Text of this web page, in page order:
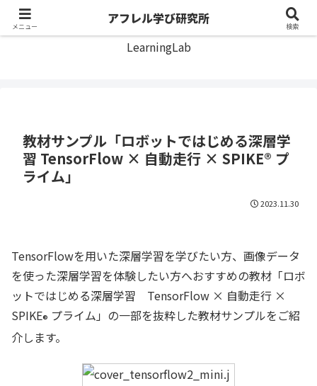
アフレル学び研究所
LearningLab
教材サンプル「ロボットではじめる深層学
習 TensorFlow × 自動走行 × SPIKE® プ
ライム」
2023.11.30
TensorFlowを用いた深層学習を学びたい方、画像データ
を使った深層学習を体験したい方へおすすめの教材「ロボ
ットではじめる深層学習 TensorFlow × 自動走行 ×
SPIKE® プライム」の一部を抜粋した教材サンプルをご紹
介します。
メニュー
アフレル学び研究所
検索